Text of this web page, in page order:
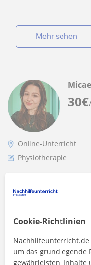
Mehr sehen
30€
Online-Unterricht
Physiotherapie
conocimiento
áreas que abarco son
que la rehabilitación...
Cookie-Richtlinien
Nachhilfeunterricht.de
um das grundlegende
gewährleisten, Inhalte